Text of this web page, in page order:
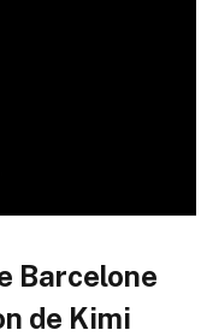
Barcelone
de Kimi